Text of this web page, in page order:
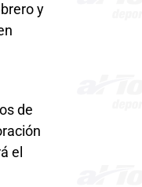
y
de
el